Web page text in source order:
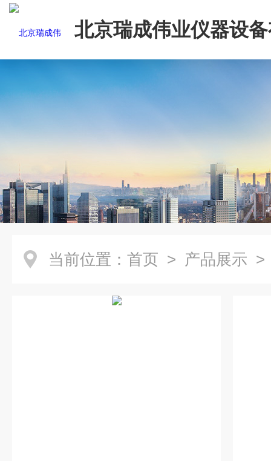
北京瑞成伟业仪器设
司
当前位置： 首页 > 产品展示